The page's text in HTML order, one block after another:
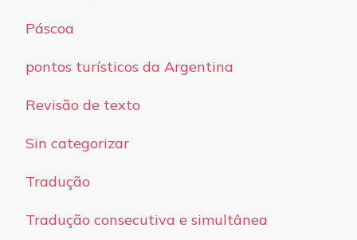
Páscoa
pontos turísticos da Argentina
Revisão de texto
Sin categorizar
Tradução
Tradução consecutiva e simultânea